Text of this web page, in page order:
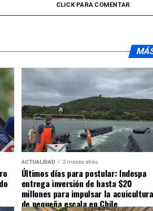
CLICK PARA COMENTAR
ACTUALIDAD 2 meses atrás
Últimos días para postular: Indespa
entrega inversión de hasta $20
millones para impulsar la acuicultura
de pequeña escala en Chile